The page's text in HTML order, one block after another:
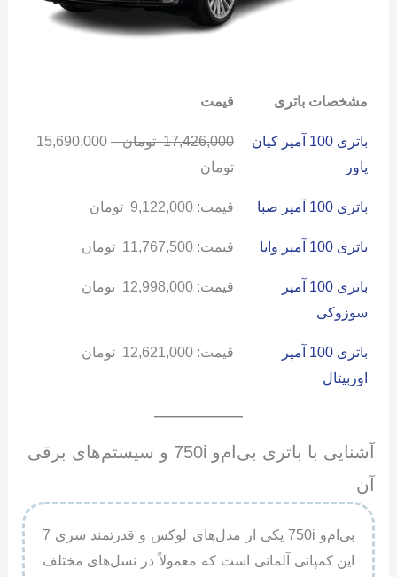
مشخصات باتری قیمت
باتری 100 آمپر کیان
پاور
17,426,000 تومان –
15,690,000
تومان
باتری 100 آمپر صبا قیمت: 9,122,000 تومان
باتری 100 آمپر وایا قیمت: 11,767,500 تومان
باتری 100 آمپر
سوزوکی
قیمت: 12,998,000 تومان
باتری 100 آمپر
اوربیتال
قیمت: 12,621,000 تومان
آشنایی با باتری بی‌ام‌و 750i و سیستم‌های برقی
آن
بی‌ام‌و 750i یکی از مدل‌های لوکس و قدرتمند سری 7
این کمپانی آلمانی است که معمولاً در نسل‌های مختلف